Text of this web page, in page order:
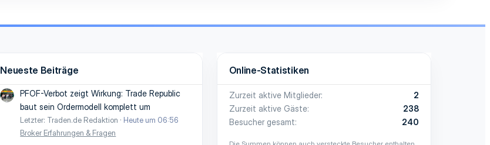
Neueste Beiträge
PFOF-Verbot zeigt Wirkung: Trade Republic
baut sein Ordermodell komplett um
Letzter: Traden.de Redaktion
Heute um 06:56
Broker Erfahrungen & Fragen
Online-Statistiken
Zurzeit aktive Mitglieder
2
Zurzeit aktive Gäste
238
Besucher gesamt
240